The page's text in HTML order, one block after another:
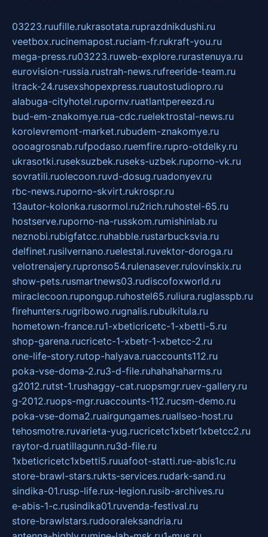
03223.ruufille.rukrasotata.ruprazdnikdushi.ru
veetbox.rucinemapost.ruciam-fr.rukraft-you.ru
mega-press.ru03223.ruweb-explore.rurastenuya.ru
eurovision-russia.rustrah-news.rufreeride-team.ru
itrack-24.rusexshopexpress.ruautostudiopro.ru
alabuga-cityhotel.rupornv.ruatlantpereezd.ru
bud-em-znakomye.rua-cdc.ruelektrostal-news.ru
korolevremont-market.rubudem-znakomye.ru
oooagrosnab.rufpodaso.ruemfire.rupro-otdelky.ru
ukrasotki.ruseksuzbek.ruseks-uzbek.ruporno-vk.ru
sovratili.ruolecoon.ruvd-dosug.ruadonyev.ru
rbc-news.ruporno-skvirt.rukrospr.ru
13autor-kolonka.rusormol.ru2rich.ruhostel-65.ru
hostserve.ruporno-na-russkom.rumishinlab.ru
neznobi.rubigfatcc.ruhabble.rustarbucksvia.ru
delfinet.rusilvernano.ruelestal.ruvektor-doroga.ru
velotrenajery.rupronso54.rulenasever.rulovinskix.ru
show-pets.rusmartnews03.rudiscofoxworld.ru
miraclecoon.rupongup.ruhostel65.ruliura.ruglasspb.ru
firehunters.rugribowo.rugnalis.rubulkitula.ru
hometown-france.ru1-xbeticricetc-1-xbetti-5.ru
shop-garena.rucricetc-1-xbetr-1-xbetcc-2.ru
one-life-story.rutop-halyava.ruaccounts112.ru
poka-vse-doma-2.ru3-d-file.ruhahahaharms.ru
g2012.rutst-1.rushaggy-cat.ruopsmgr.ruev-gallery.ru
g-2012.ruops-mgr.ruaccounts-112.rucsm-demo.ru
poka-vse-doma2.ruairgungames.ruallseo-host.ru
tehosmotre.ruvarieta-yug.rucricetc1xbetr1xbetcc2.ru
raytor-d.ruatillagunn.ru3d-file.ru
1xbeticricetc1xbetti5.ruuafoot-statti.rue-abis1c.ru
store-brawl-stars.rukts-services.rudark-sand.ru
sindika-01.rusp-life.rux-legion.rusib-archives.ru
e-abis-1-c.rusindika01.ruvenda-festival.ru
store-brawlstars.rudooraleksandria.ru